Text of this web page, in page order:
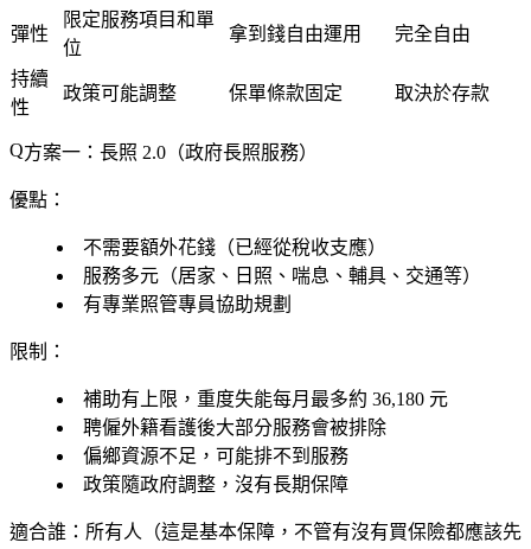
彈性
限定服務項目和單
位
拿到錢自由運用 完全自由
持續
性
政策可能調整 保單條款固定 取決於存款
方案一：長照 2.0（政府長照服務）
優點：
不需要額外花錢（已經從稅收支應）
服務多元（居家、日照、喘息、輔具、交通等）
有專業照管專員協助規劃
限制：
補助有上限，重度失能每月最多約 36,180 元
聘僱外籍看護後大部分服務會被排除
偏鄉資源不足，可能排不到服務
政策隨政府調整，沒有長期保障
適合誰 ：所有人（這是基本保障，不管有沒有買保險都應該先